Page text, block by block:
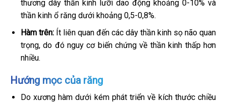
thương dây thần kinh lưỡi dao động khoảng 0-10% và
thần kinh ổ răng dưới khoảng 0,5-0,8%.
Hàm trên:Ít liên quan đến các dây thần kinh sọ não quan
trọng, do đó nguy cơ biến chứng về thần kinh thấp hơn
nhiều.
Hướng mọc của răng
Do xương hàm dưới kém phát triển về kích thước chiều